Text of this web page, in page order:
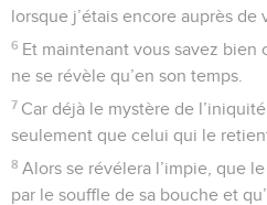
lorsque j’étais encore auprès de
6 Et maintenant vous savez bien
ne se révèle qu’en son temps.
7 Car déjà le mystère de
seulement que celui qui le
8 Alors se révélera l’impie, que
par le souffle de sa bouche et